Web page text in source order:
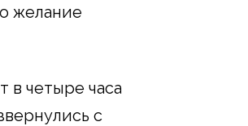
желание
в четыре часа
с